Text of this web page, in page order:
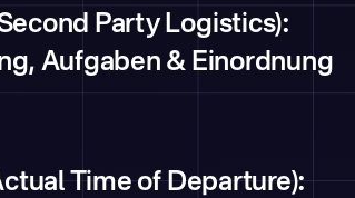
Party Logistics):
Aufgaben & Einordnung
Time of Departure):